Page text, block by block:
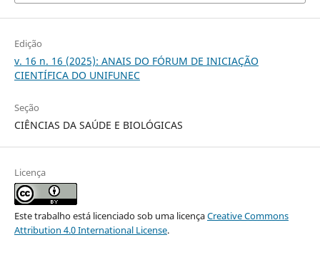
Edição
v. 16 n. 16 (2025): ANAIS DO FÓRUM DE INICIAÇÃO
CIENTÍFICA DO UNIFUNEC
Seção
CIÊNCIAS DA SAÚDE E BIOLÓGICAS
Licença
Este trabalho está licenciado sob uma licençaCreative Commons
Attribution 4.0 International License.